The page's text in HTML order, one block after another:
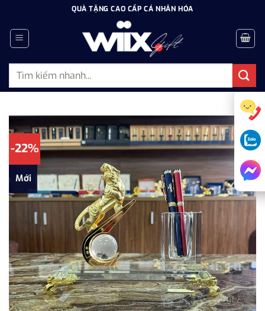
dung
QUÀ TẶNG CAO CẤP CÁ NHÂN HÓA
Tìm
-22%
Mới